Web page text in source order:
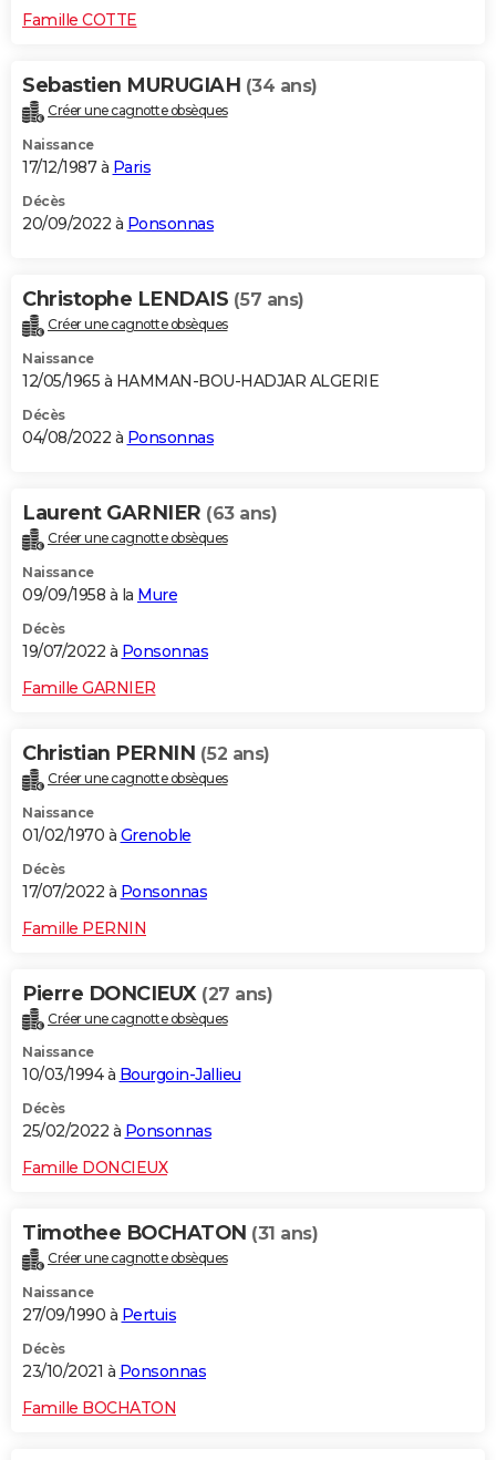
Famille COTTE
Sebastien MURUGIAH (34 ans)
Créer une cagnotte obsèques
Naissance
17/12/1987 à Paris
Décès
20/09/2022 à Ponsonnas
Christophe LENDAIS (57 ans)
Créer une cagnotte obsèques
Naissance
12/05/1965 à HAMMAN-BOU-HADJAR ALGERIE
Décès
04/08/2022 à Ponsonnas
Laurent GARNIER (63 ans)
Créer une cagnotte obsèques
Naissance
09/09/1958 à la Mure
Décès
19/07/2022 à Ponsonnas
Famille GARNIER
Christian PERNIN (52 ans)
Créer une cagnotte obsèques
Naissance
01/02/1970 à Grenoble
Décès
17/07/2022 à Ponsonnas
Famille PERNIN
Pierre DONCIEUX (27 ans)
Créer une cagnotte obsèques
Naissance
10/03/1994 à Bourgoin-Jallieu
Décès
25/02/2022 à Ponsonnas
Famille DONCIEUX
Timothee BOCHATON (31 ans)
Créer une cagnotte obsèques
Naissance
27/09/1990 à Pertuis
Décès
23/10/2021 à Ponsonnas
Famille BOCHATON